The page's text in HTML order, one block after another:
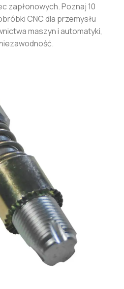
zapłonowych. Poznaj 10
CNC dla przemysłu
maszyn i automatyki,